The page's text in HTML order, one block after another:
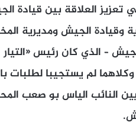
بها الجيش ضد التنظيمات الارهابية عام 2017 في تعزيز
وقيادة الجيش ومديرية
– الذي كان رئيس
لم يستجيبا
النائب الياس بو صعب